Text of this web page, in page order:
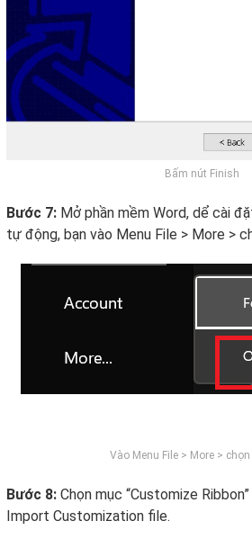
Bấm nút Finish
Bước 7: Mở phần mềm Word, dể cài
tự động, bạn vào Menu File > More >
Vào Menu File > More >
Bước 8: Chọn mục “Customize
Import Customization file.